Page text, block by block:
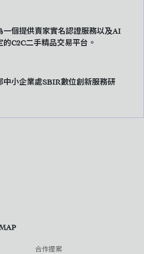
一個提供賣家實名認證服務以及AI
C2C二手精品交易平台。
中小企業處SBIR數位創新服務研
合作提案